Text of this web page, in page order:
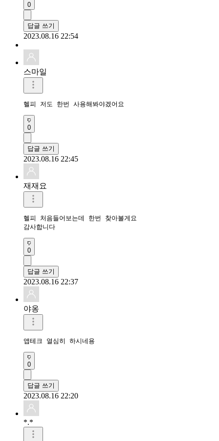
0
답글 쓰기
2023.08.16 22:54
스마일
헬피 저도 한번 사용해봐야겠어요
0
답글 쓰기
2023.08.16 22:45
재재요
헬피 처음들어보는데 한번 찾아볼게요
감사합니다
0
답글 쓰기
2023.08.16 22:37
야옹
앱테크 열심히 하시네용
0
답글 쓰기
2023.08.16 22:20
*.*